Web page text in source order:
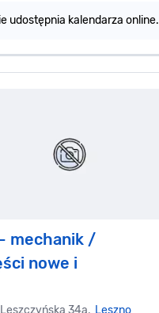
udostępnia kalendarza online.
mechanik /
nowe i